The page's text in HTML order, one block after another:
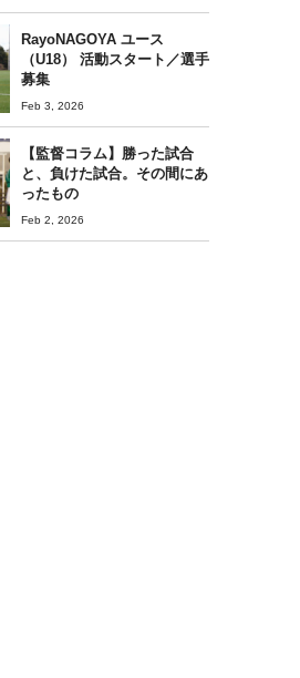
RayoNAGOYA ユース
（U18） 活動スタート／選手
募集
Feb 3, 2026
【監督コラム】勝った試合
と、負けた試合。その間にあ
ったもの
Feb 2, 2026